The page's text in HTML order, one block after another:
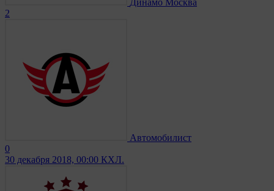
Динамо Москва
2
Автомобилист
0
30 декабря 2018, 00:00 КХЛ.